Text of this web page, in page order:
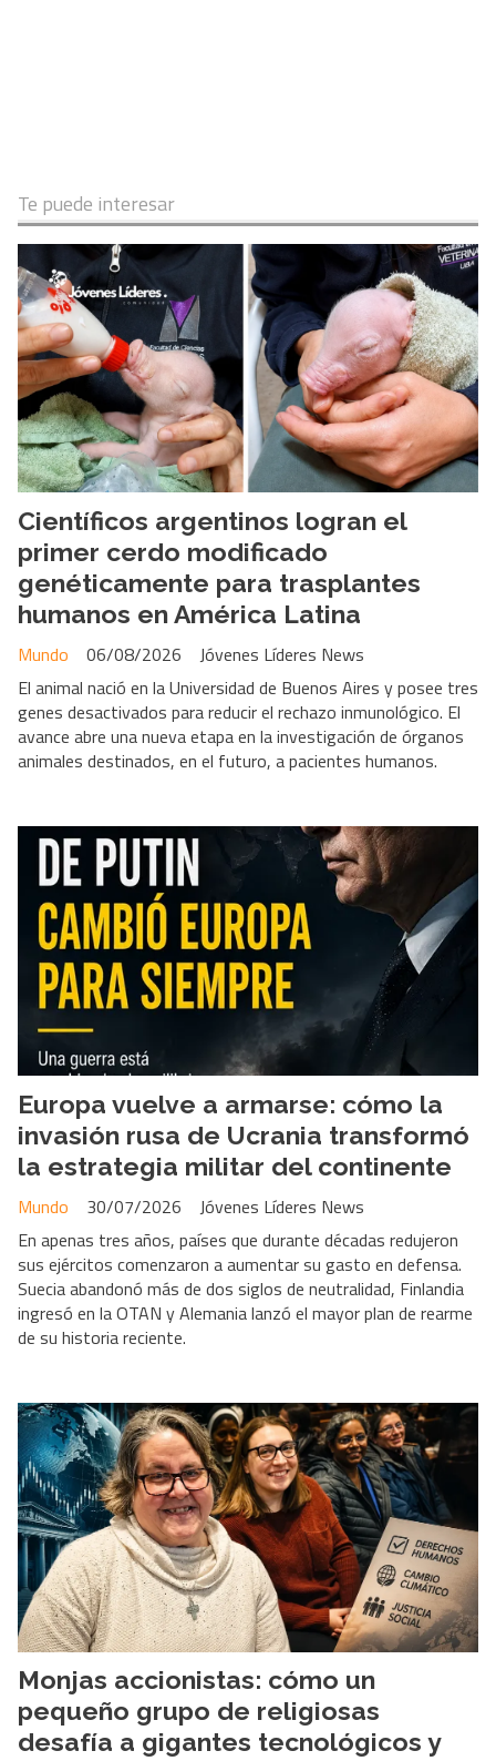
Te puede interesar
Científicos argentinos logran el
primer cerdo modificado
genéticamente para trasplantes
humanos en América Latina
Jóvenes Líderes News
Mundo
06/08/2026
El animal nació en la Universidad de Buenos Aires y posee tres
genes desactivados para reducir el rechazo inmunológico. El
avance abre una nueva etapa en la investigación de órganos
animales destinados, en el futuro, a pacientes humanos.
Europa vuelve a armarse: cómo la
invasión rusa de Ucrania transformó
la estrategia militar del continente
Jóvenes Líderes News
Mundo
30/07/2026
En apenas tres años, países que durante décadas redujeron
sus ejércitos comenzaron a aumentar su gasto en defensa.
Suecia abandonó más de dos siglos de neutralidad, Finlandia
ingresó en la OTAN y Alemania lanzó el mayor plan de rearme
de su historia reciente.
Monjas accionistas: cómo un
pequeño grupo de religiosas
desafía a gigantes tecnológicos y